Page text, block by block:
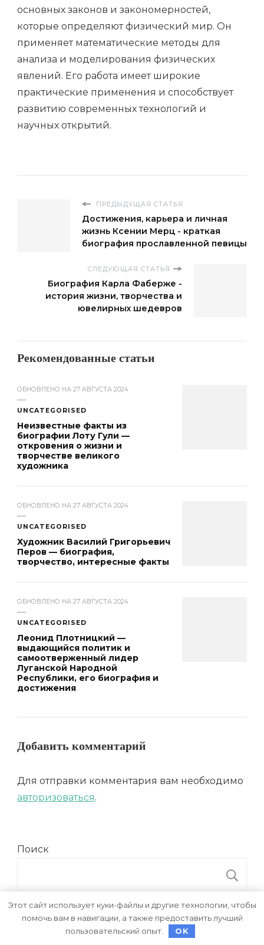
основных законов и закономерностей,
которые определяют физический мир. Он
применяет математические методы для
анализа и моделирования физических
явлений. Его работа имеет широкие
практические применения и способствует
развитию современных технологий и
научных открытий.
ПРЕДЫДУЩАЯ СТАТЬЯ
Достижения, карьера и личная
жизнь Ксении Мерц - краткая
биография прославленной певицы
СЛЕДУЮЩАЯ СТАТЬЯ
Биография Карла Фаберже -
история жизни, творчества и
ювелирных шедевров
Рекомендованные статьи
ОБНОВЛЕНО НА 27 АВГУСТА 2024
UNCATEGORISED
Неизвестные факты из
биографии Лоту Гули —
откровения о жизни и
творчестве великого
художника
ОБНОВЛЕНО НА 27 АВГУСТА 2024
UNCATEGORISED
Художник Василий Григорьевич
Перов — биография,
творчество, интересные факты
ОБНОВЛЕНО НА 27 АВГУСТА 2024
UNCATEGORISED
Леонид Плотницкий —
выдающийся политик и
самоотверженный лидер
Луганской Народной
Республики, его биография и
достижения
Добавить комментарий
Для отправки комментария вам необходимо
авторизоваться.
Поиск
Последние записи
Этот сайт использует куки-файлы и другие технологии, чтобы
помочь вам в навигации, а также предоставить лучший
пользовательский опыт.
OK